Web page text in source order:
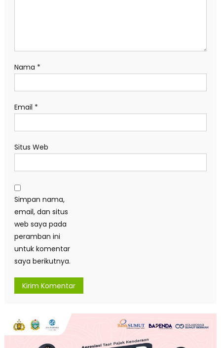
Nama *
Email *
Situs Web
Simpan nama,
email, dan situs
web saya pada
peramban ini
untuk komentar
saya berikutnya.